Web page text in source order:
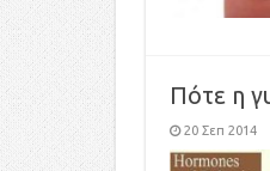
Πότε η
20 Σεπ 2014